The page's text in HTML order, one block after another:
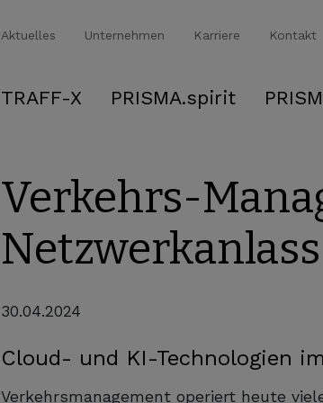
Aktuelles Unternehmen Karriere Kontakt
TRAFF-X PRISMA.spirit
Verkehrs-
30.04.2024
Cloud- und KI-Technologien
Verkehrsmanagement operiert heute